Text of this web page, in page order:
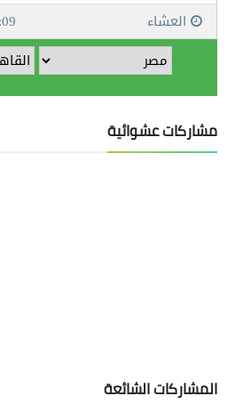
مشاركات عشوائية
المشاركات الشائعة